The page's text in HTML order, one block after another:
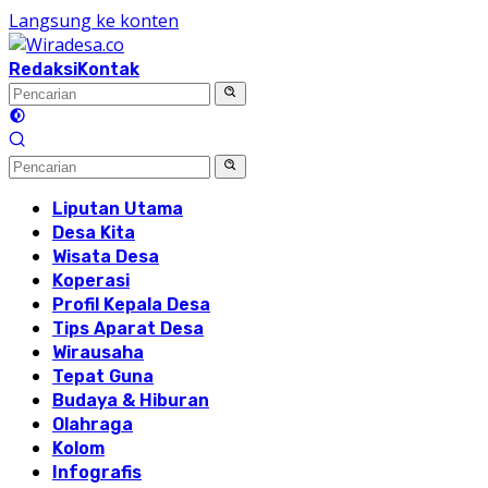
Langsung ke konten
RedaksiKontak
Liputan Utama
Desa Kita
Wisata Desa
Koperasi
Profil Kepala Desa
Tips Aparat Desa
Wirausaha
Tepat Guna
Budaya & Hiburan
Olahraga
Kolom
Infografis